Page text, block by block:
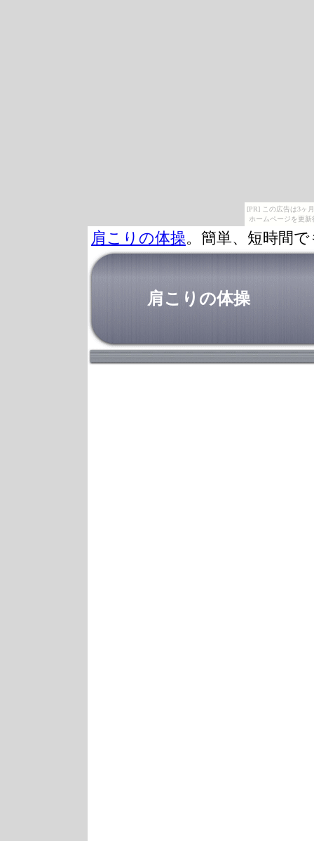
[PR] この広告は3ヶ
ホームページを更
肩こりの体操。簡単、短時間
肩こりの体操